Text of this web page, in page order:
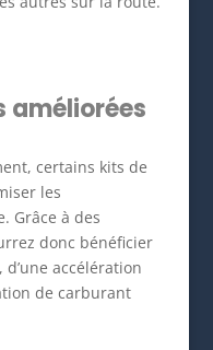
améliorées
certains kits de
les
Grâce à des
donc bénéficier
accélération
de carburant